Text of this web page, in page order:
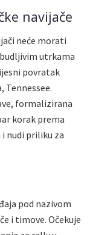
navijače
neće morati
utrkama
povratak
Tennessee.
formalizirana
korak prema
nudi priliku za
pod nazivom
i timove. Očekuje